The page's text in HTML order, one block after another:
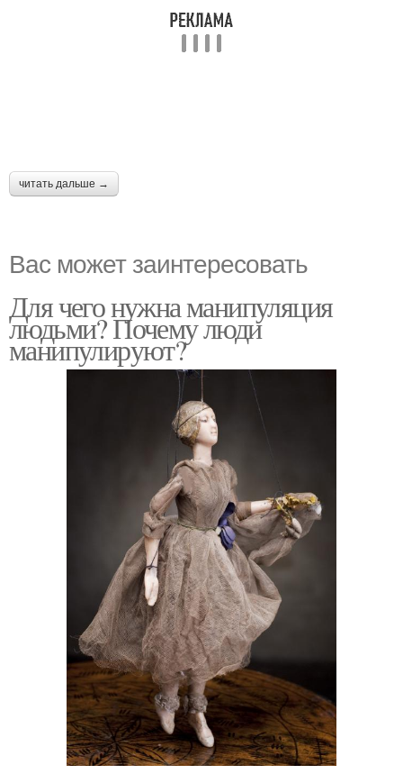
читать дальше →
Вас может заинтересовать
Для чего нужна манипуляция
людьми? Почему люди
манипулируют?